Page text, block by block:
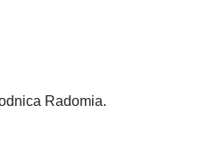
Radomia.